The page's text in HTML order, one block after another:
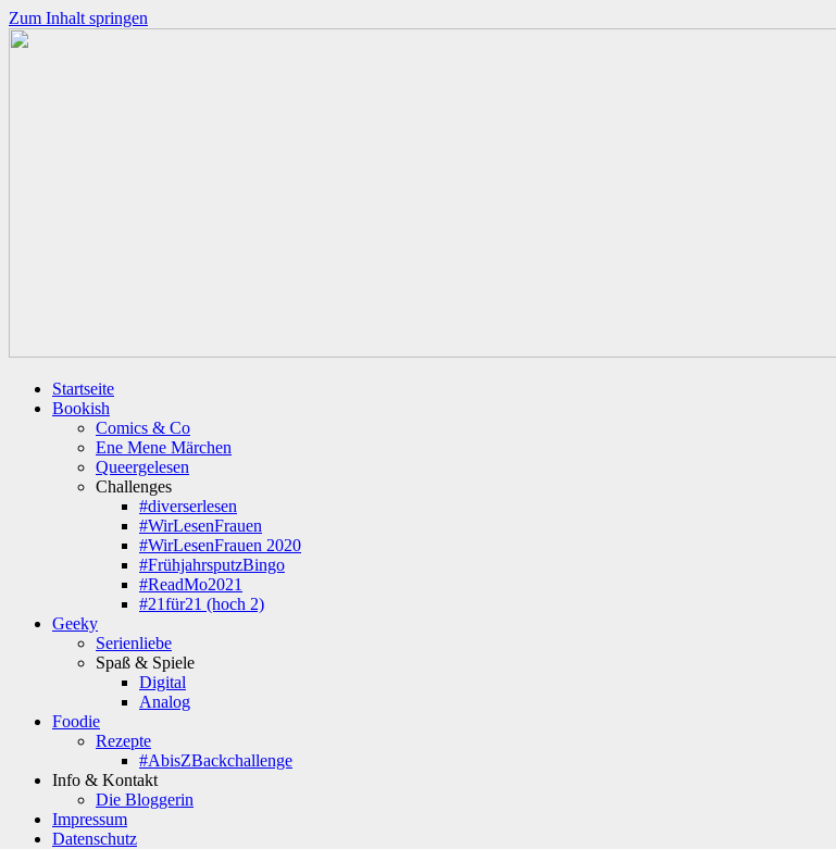
Zum Inhalt springen
Startseite
Bookish
Comics & Co
Ene Mene Märchen
Queergelesen
Challenges
#diverserlesen
#WirLesenFrauen
#WirLesenFrauen 2020
#FrühjahrsputzBingo
#ReadMo2021
#21für21 (hoch 2)
Geeky
Serienliebe
Spaß & Spiele
Digital
Analog
Foodie
Rezepte
#AbisZBackchallenge
Info & Kontakt
Die Bloggerin
Impressum
Datenschutz